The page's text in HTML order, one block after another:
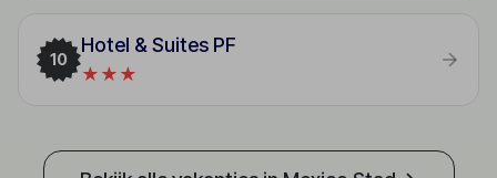
10
Hotel & Suites PF
★★★